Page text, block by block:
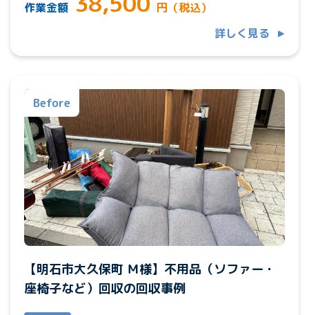
作業金額
円（税込）
詳しく見る
Before
【明石市大久保町 Ｍ様】不用品（ソファー・
座椅子など）回収の回収事例